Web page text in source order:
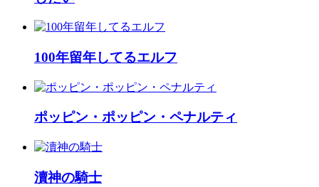
100年留年してるエルフ
ポッピン・ポッピン・ペナルティ
瀆神の騎士